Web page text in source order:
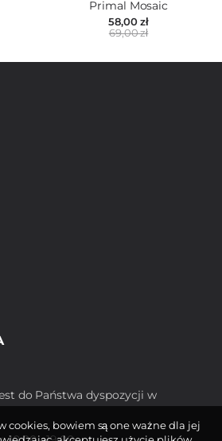
Primal Mosaic
58,00 zł
69,00 zł
do Państwa dyspozycji w
cookies, bowiem są one ważne dla jej